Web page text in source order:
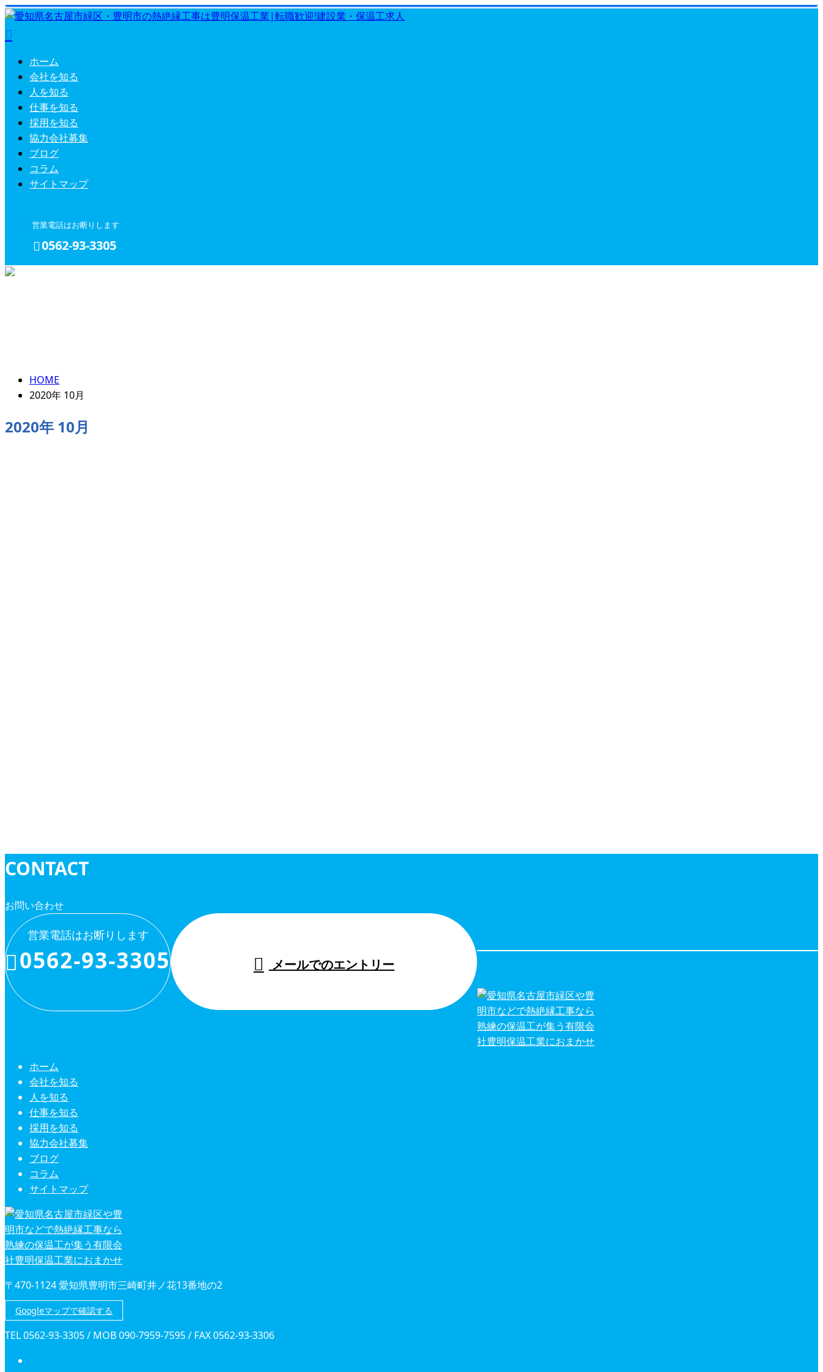
ホーム
会社を知る
人を知る
仕事を知る
採用を知る
協力会社募集
ブログ
コラム
サイトマップ
営業電話はお断りします
0562-93-3305
HOME
2020年 10月
2020年 10月
CONTACT
お問い合わせ
営業電話はお断りします
0562-93-3305 メールでのエントリー
ホーム
会社を知る
人を知る
仕事を知る
採用を知る
協力会社募集
ブログ
コラム
サイトマップ
〒470-1124 愛知県豊明市三崎町井ノ花13番地の2
Googleマップで確認する
TEL 0562-93-3305 / MOB 090-7959-7595 / FAX 0562-93-3306